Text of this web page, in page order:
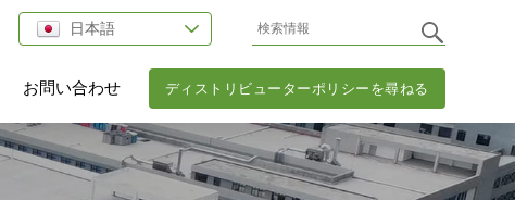
日本語
ディストリビューターポリシーを尋ねる
お問い合わせ